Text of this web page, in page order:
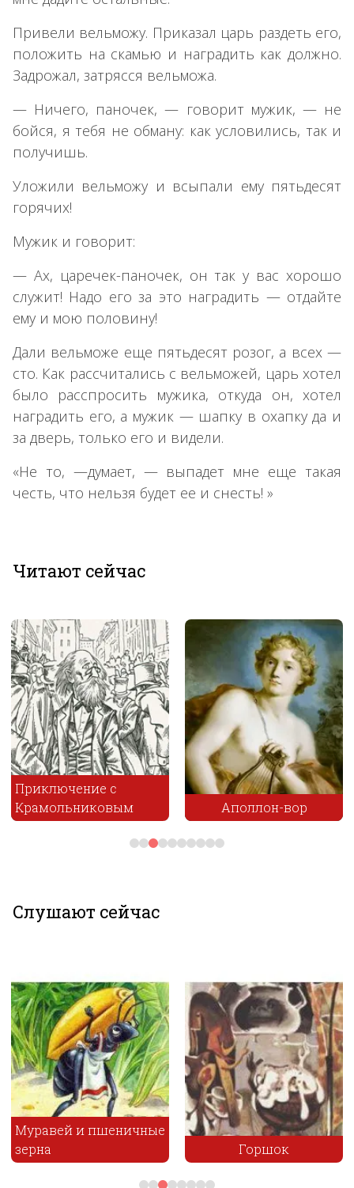
Привели вельможу. Приказал царь раздеть его,
положить на скамью и наградить как должно.
Задрожал, затрясся вельможа.
— Ничего, паночек, — говорит мужик, — не
бойся, я тебя не обману: как условились, так и
получишь.
Уложили вельможу и всыпали ему пятьдесят
горячих!
Мужик и говорит:
— Ах, царечек-паночек, он так у вас хорошо
служит! Надо его за это наградить — отдайте
ему и мою половину!
Дали вельможе еще пятьдесят розог, а всех —
сто. Как рассчитались с вельможей, царь хотел
было расспросить мужика, откуда он, хотел
наградить его, а мужик — шапку в охапку да и
за дверь, только его и видели.
«Не то, —думает, — выпадет мне еще такая
честь, что нельзя будет ее и снесть! »
Читают сейчас
Приключение с
Крамольниковым
Аполлон-вор
Слушают сейчас
Муравей и пшеничные
зерна
Горшок